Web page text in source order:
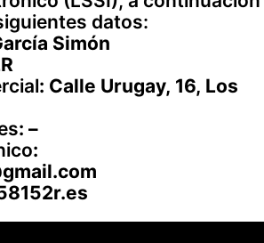
datos:
Simón
: Calle Urugay, 16, Los
: –
: